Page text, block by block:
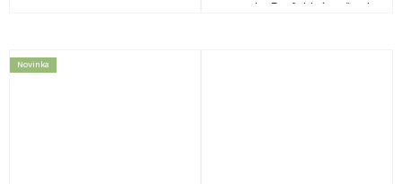
rozpadu. Perfektní směs do
Novinka